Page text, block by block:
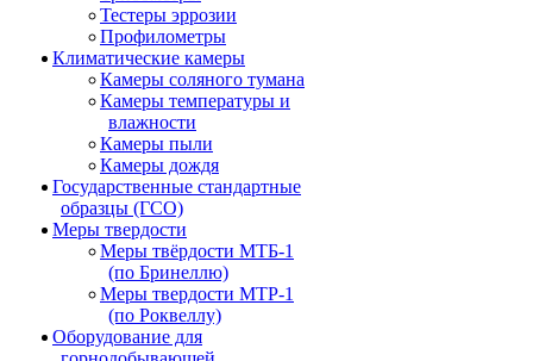
Тестеры эррозии
Профилометры
Климатические камеры
Камеры соляного тумана
Камеры температуры и
влажности
Камеры пыли
Камеры дождя
Государственные стандартные
образцы (ГСО)
Меры твердости
Меры твёрдости МТБ-1
(по Бринеллю)
Меры твердости МТР-1
(по Роквеллу)
Оборудование для